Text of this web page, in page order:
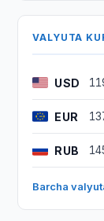
VALYUTA
USD
EUR
RUB
Barcha